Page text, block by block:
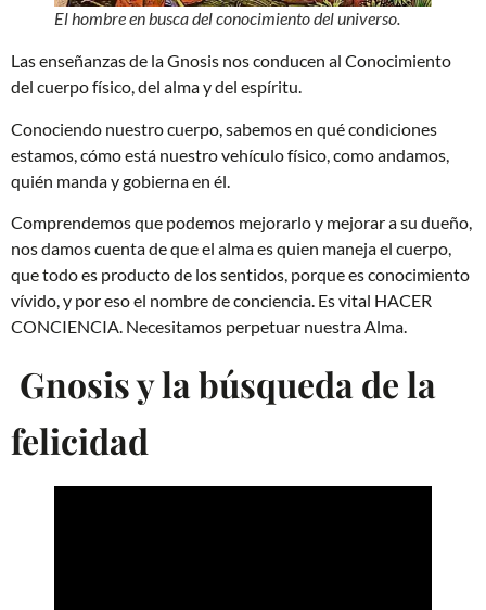
El hombre en busca del conocimiento del universo.
Las enseñanzas de la Gnosis nos conducen al Conocimiento
del cuerpo físico, del alma y del espíritu.
Conociendo nuestro cuerpo, sabemos en qué condiciones
estamos, cómo está nuestro vehículo físico, como andamos,
quién manda y gobierna en él.
Comprendemos que podemos mejorarlo y mejorar a su dueño,
nos damos cuenta de que el alma es quien maneja el cuerpo,
que todo es producto de los sentidos, porque es conocimiento
vívido, y por eso el nombre de conciencia. Es vital HACER
CONCIENCIA. Necesitamos perpetuar nuestra Alma.
Gnosis y la búsqueda de la
felicidad